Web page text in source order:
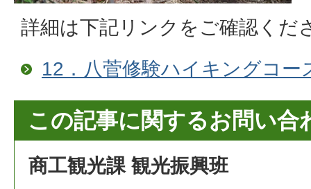
詳細は下記リンクをご確認くだ
12．八菅修験ハイキングコー
この記事に関するお問い合
商工観光課 観光振興班